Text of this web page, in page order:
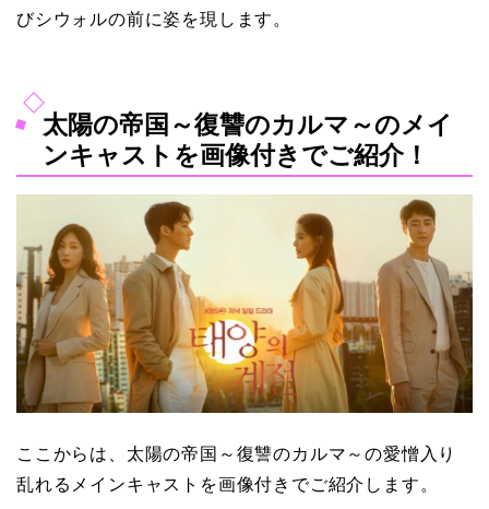
びシウォルの前に姿を現します。
太陽の帝国～復讐のカルマ～のメイ
ンキャストを画像付きでご紹介！
ここからは、太陽の帝国～復讐のカルマ～の愛憎入り
乱れるメインキャストを画像付きでご紹介します。